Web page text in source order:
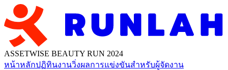
ASSETWISE BEAUTY RUN 2024
หน้าหลักปฏิทินงานวิ่งผลการแข่งขันสำหรับผู้จัดงาน